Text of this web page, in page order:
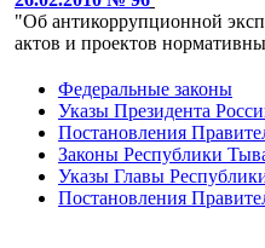
"Об антикоррупционной
актов и проектов
Федеральные законы
Указы Президента
Постановления
Законы Республики
Указы Главы
Постановления